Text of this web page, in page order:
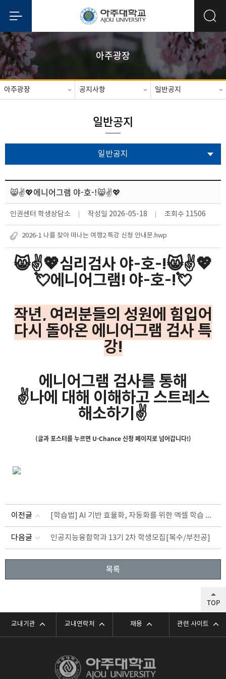
아주광장
아주광장 공지사항 일반공지
일반공지
일반공지
😸✌️💖에니어그램 야-호-!😸✌️💖
인권센터 학생상담소 작성일 2026-05-18 조회수 11506
2026-1 나를 찾아 떠나는 여행2 특강 신청 안내문.hwp
😸✌️💖심리검사 야-호-!😸✌️💖
💘에니어그램! 야-호-!💘
작년, 여러분들의 성원에 힘입어
다시 돌아온 에니어그램 검사 특
강!
에니어그램 검사를 통해
✌️나에 대해 이해하고 스트레스
해소하기✌️
(글과 포스터를 누르면 U-Chance 신청 페이지로 넘어갑니다!)
이전글 [학습법] AI 기반 효율화, 자동화를 위한 엑셀 학습 전략
다음글 인공지능융합학과 13기 2차 학생모집[복수/부전공]
목록
교내기관 교내연락처 채용 관련 사이트
TOP